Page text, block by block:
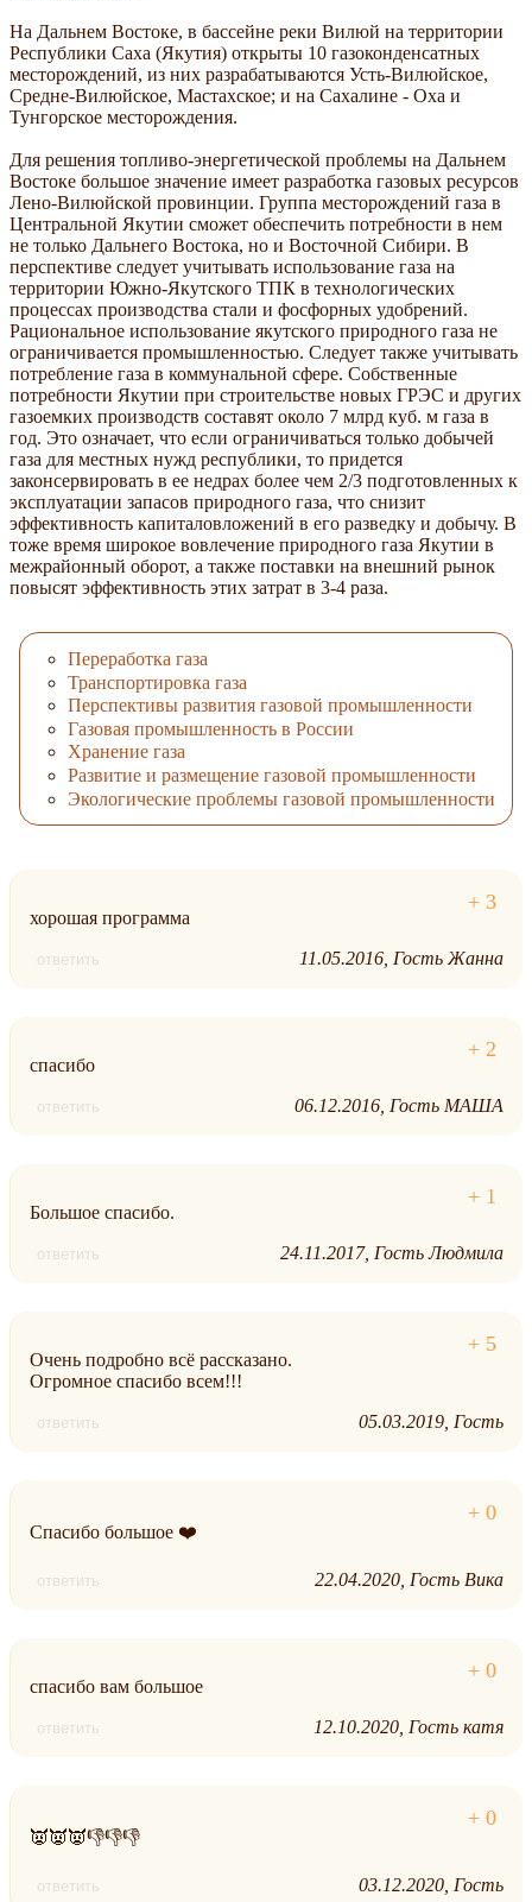
На Дальнем Востоке, в бассейне реки Вилюй на территории
Республики Саха (Якутия) открыты 10 газоконденсатных
месторождений, из них разрабатываются Усть-Вилюйское,
Средне-Вилюйское, Мастахское; и на Сахалине - Оха и
Тунгорское месторождения.
Для решения топливо-энергетической проблемы на Дальнем
Востоке большое значение имеет разработка газовых ресурсов
Лено-Вилюйской провинции. Группа месторождений газа в
Центральной Якутии сможет обеспечить потребности в нем
не только Дальнего Востока, но и Восточной Сибири. В
перспективе следует учитывать использование газа на
территории Южно-Якутского ТПК в технологических
процессах производства стали и фосфорных удобрений.
Рациональное использование якутского природного газа не
ограничивается промышленностью. Следует также учитывать
потребление газа в коммунальной сфере. Собственные
потребности Якутии при строительстве новых ГРЭС и других
газоемких производств составят около 7 млрд куб. м газа в
год. Это означает, что если ограничиваться только добычей
газа для местных нужд республики, то придется
законсервировать в ее недрах более чем 2/3 подготовленных к
эксплуатации запасов природного газа, что снизит
эффективность капиталовложений в его разведку и добычу. В
тоже время широкое вовлечение природного газа Якутии в
межрайонный оборот, а также поставки на внешний рынок
повысят эффективность этих затрат в 3-4 раза.
Переработка газа
Транспортировка газа
Перспективы развития газовой промышленности
Газовая промышленность в России
Хранение газа
Развитие и размещение газовой промышленности
Экологические проблемы газовой промышленности
хорошая программа
ответить 11.05.2016 Гость Жанна
спасибо
ответить 06.12.2016 Гость МАША
Большое спасибо.
ответить 24.11.2017 Гость Людмила
Очень подробно всё рассказано.
Огромное спасибо всем!!!
ответить 05.03.2019 Гость
Спасибо большое ❤️
ответить 22.04.2020 Гость Вика
спасибо вам большое
ответить 12.10.2020 Гость катя
👿👿👿👎👎👎
ответить 03.12.2020 Гость